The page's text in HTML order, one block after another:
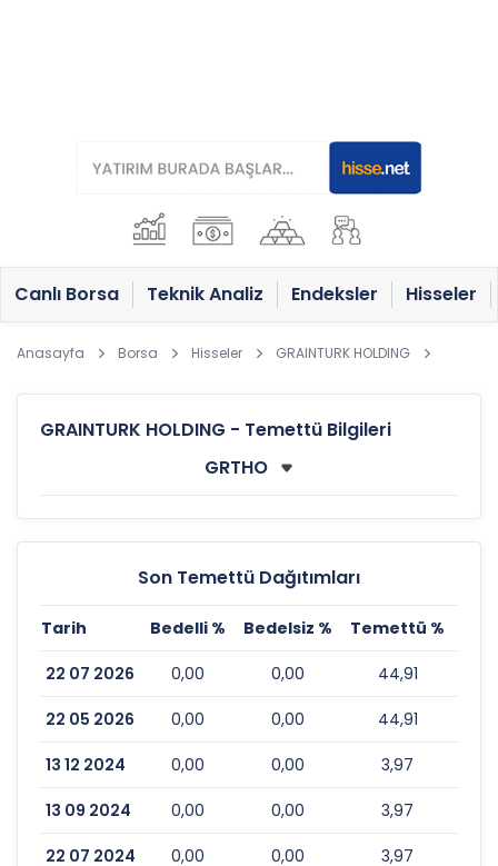
Canlı Borsa Teknik Analiz Endeksler Hisseler
Anasayfa Borsa Hisseler GRAINTURK HOLDING
GRAINTURK HOLDING - Temettü Bilgileri
Son Temettü Dağıtımları
Tarih Bedelli % Bedelsiz % Temettü %
22 07 2026 0,00 0,00 44,91
22 05 2026 0,00 0,00 44,91
13 12 2024 0,00 0,00 3,97
13 09 2024 0,00 0,00 3,97
22 07 2024 0,00 0,00 3,97